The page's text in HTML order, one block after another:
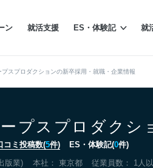
ン 就活支援 ES・体験記 就
プスプロダクションの新卒採用・就職・企業情報
プスプロダクシ
コミ投稿数(5件) ES・体験記(0件)
版業) 本社： 東京都 従業員数： 1人